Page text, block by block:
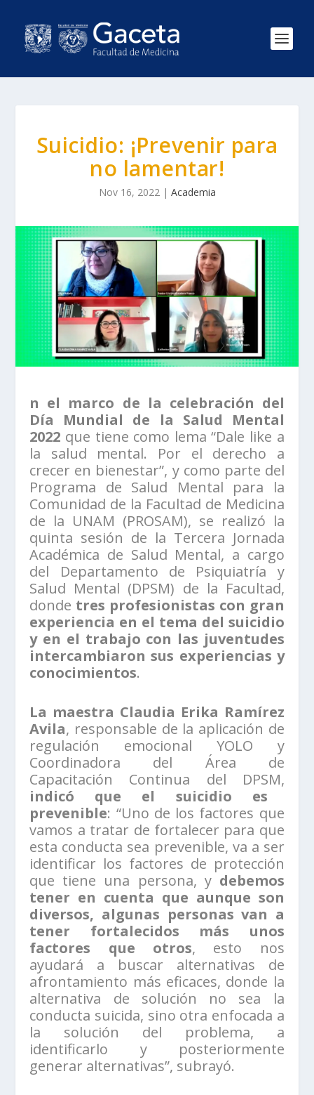
Suicidio: ¡Prevenir para
no lamentar!
Nov 16, 2022| Academia
n el marco de la celebración del
Día Mundial de la Salud Mental
2022 que tiene como lema “Dale like a
la salud mental. Por el derecho a
crecer en bienestar”, y como parte del
Programa de Salud Mental para la
Comunidad de la Facultad de Medicina
de la UNAM (PROSAM), se realizó la
quinta sesión de la Tercera Jornada
Académica de Salud Mental, a cargo
del Departamento de Psiquiatría y
Salud Mental (DPSM) de la Facultad,
donde tres profesionistas con gran
experiencia en el tema del suicidio
y en el trabajo con las juventudes
intercambiaron sus experiencias y
conocimientos.
La maestra Claudia Erika Ramírez
Avila, responsable de la aplicación de
regulación emocional YOLO y
Coordinadora del Área de
Capacitación Continua del DPSM,
indicó que el suicidio es
prevenible: “Uno de los factores que
vamos a tratar de fortalecer para que
esta conducta sea prevenible, va a ser
identificar los factores de protección
que tiene una persona, y debemos
tener en cuenta que aunque son
diversos, algunas personas van a
tener fortalecidos más unos
factores que otros, esto nos
ayudará a buscar alternativas de
afrontamiento más eficaces, donde la
alternativa de solución no sea la
conducta suicida, sino otra enfocada a
la solución del problema, a
identificarlo y posteriormente
generar alternativas”, subrayó.